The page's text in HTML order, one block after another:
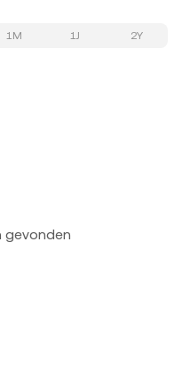
1M 1J 2Y
gevonden